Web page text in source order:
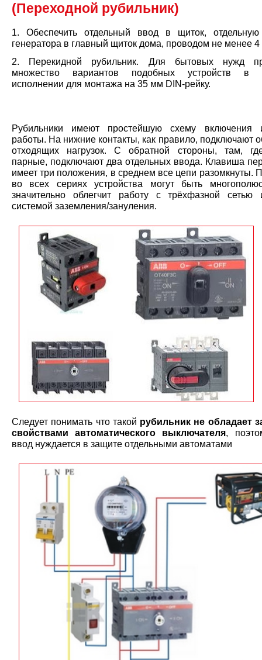
(Переходной рубильник)
1. Обеспечить отдельный ввод в щиток,
генератора в главный щиток дома, проводом не менее
2. Перекидной рубильник. Для бытовых нужд
множество вариантов подобных устройств в
исполнении для монтажа на 35 мм DIN-рейку.
Рубильники имеют простейшую схему включения
работы. На нижние контакты, как правило, подключают
отходящих нагрузок. С обратной стороны, там,
парные, подключают два отдельных ввода. Клавиша
имеет три положения, в среднем все цепи разомкнуты.
во всех сериях устройства могут быть
значительно облегчит работу с трёхфазной
системой заземления/зануления.
Следует понимать что такой рубильник не обладает
свойствами автоматического выключателя,
ввод нуждается в защите отдельными автоматами